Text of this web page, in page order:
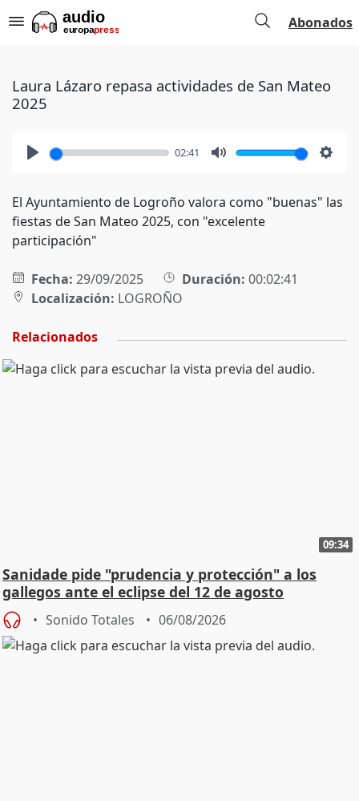
Abonados
Laura Lázaro repasa actividades de San Mateo
2025
02:41
El Ayuntamiento de Logroño valora como "buenas" las
fiestas de San Mateo 2025, con "excelente
participación"
Fecha: 29/09/2025 Duración: 00:02:41
Localización: LOGROÑO
Relacionados
09:34
Sanidade pide "prudencia y protección" a los
gallegos ante el eclipse del 12 de agosto
Sonido Totales 06/08/2026